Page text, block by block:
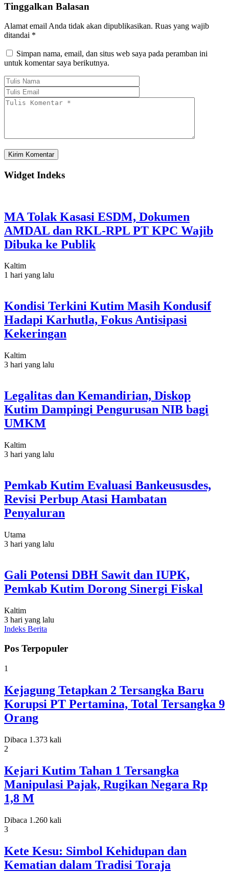
Tinggalkan Balasan
Alamat email Anda tidak akan dipublikasikan. Ruas yang wajib
ditandai *
Simpan nama, email, dan situs web saya pada peramban ini
untuk komentar saya berikutnya.
Widget Indeks
MA Tolak Kasasi ESDM, Dokumen
AMDAL dan RKL-RPL PT KPC Wajib
Dibuka ke Publik
Kaltim
1 hari yang lalu
Kondisi Terkini Kutim Masih Kondusif
Hadapi Karhutla, Fokus Antisipasi
Kekeringan
Kaltim
3 hari yang lalu
Legalitas dan Kemandirian, Diskop
Kutim Dampingi Pengurusan NIB bagi
UMKM
Kaltim
3 hari yang lalu
Pemkab Kutim Evaluasi Bankeususdes,
Revisi Perbup Atasi Hambatan
Penyaluran
Utama
3 hari yang lalu
Gali Potensi DBH Sawit dan IUPK,
Pemkab Kutim Dorong Sinergi Fiskal
Kaltim
3 hari yang lalu
Indeks Berita
Pos Terpopuler
1
Kejagung Tetapkan 2 Tersangka Baru
Korupsi PT Pertamina, Total Tersangka 9
Orang
Dibaca 1.373 kali
2
Kejari Kutim Tahan 1 Tersangka
Manipulasi Pajak, Rugikan Negara Rp
1,8 M
Dibaca 1.260 kali
3
Kete Kesu: Simbol Kehidupan dan
Kematian dalam Tradisi Toraja